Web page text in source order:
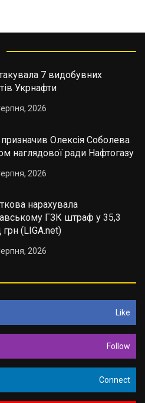
7 видобувних
Укрнафти
2026
Олексія Соболева
наглядової ради Нафтогазу
2026
нарахувала
ГЗК штраф у 35,3
(LIGA.net)
2026
Like
Follow
Connect